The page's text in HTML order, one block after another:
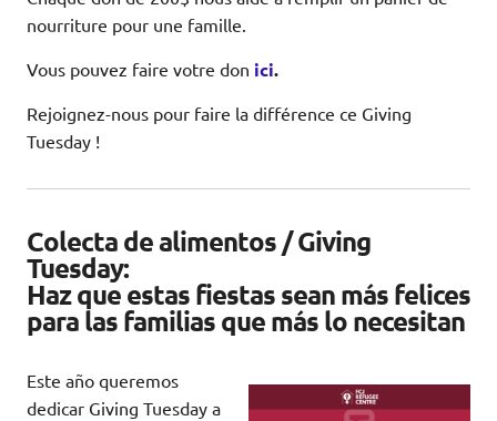
nourriture pour une famille.
Vous pouvez faire votre don ici.
Rejoignez-nous pour faire la différence ce Giving
Tuesday !
Colecta de alimentos / Giving
Tuesday:
Haz que estas fiestas sean más felices
para las familias que más lo necesitan
Este año queremos
dedicar Giving Tuesday a